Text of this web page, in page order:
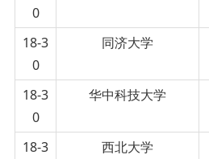
0
18-3
0
同济大学
18-3
0
华中科技大学
18-3
西北大学